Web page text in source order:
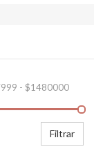
Filtrar